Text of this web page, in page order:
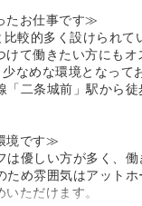
たお仕事です≫
較的多く設けられて
て働きたい方にもオ
なめな環境となって
二条城前」駅から
境です≫
優しい方が多く、働
め雰囲気はアット
ただけます。